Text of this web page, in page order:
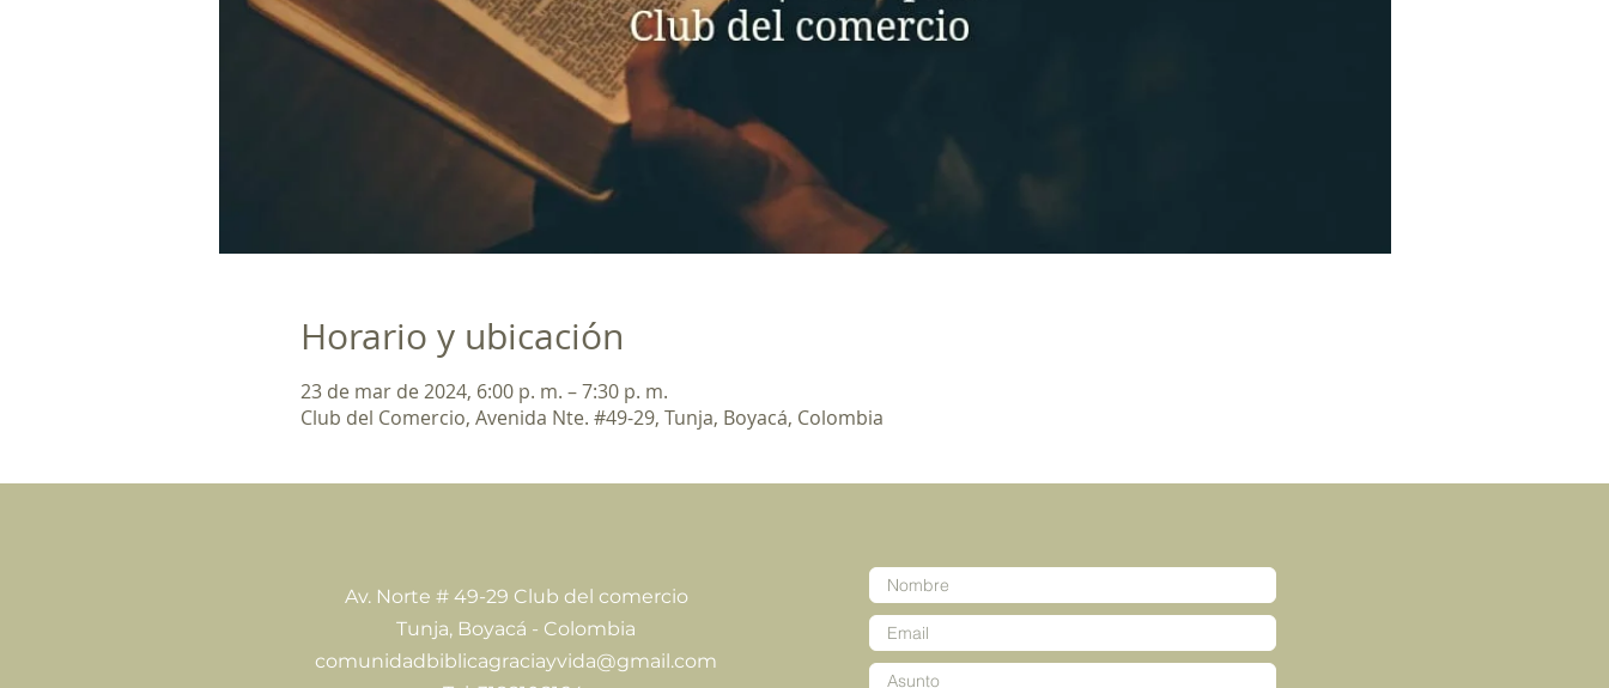
Horario y ubicación
23 de mar de 2024, 6:00 p. m. – 7:30 p. m.
Club del Comercio, Avenida Nte. #49-29, Tunja, Boyacá, Colombia
Av. Norte # 49-29 Club del comercio
Tunja, Boyacá - Colombia
comunidadbiblicagraciayvida@gmail.com